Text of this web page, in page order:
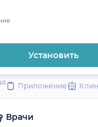
Установить
Приложение
Врачи